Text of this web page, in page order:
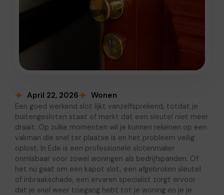
April 22, 2026 Wonen
Een goed werkend slot lijkt vanzelfsprekend, totdat je
buitengesloten staat of merkt dat een sleutel niet meer
draait. Op zulke momenten wil je kunnen rekenen op een
vakman die snel ter plaatse is en het probleem veilig
oplost. In Ede is een professionele slotenmaker
onmisbaar voor zowel woningen als bedrijfspanden. Of
het nu gaat om een kapot slot, een afgebroken sleutel
of inbraakschade, een ervaren specialist zorgt ervoor
dat je snel weer toegang hebt tot je woning en je je